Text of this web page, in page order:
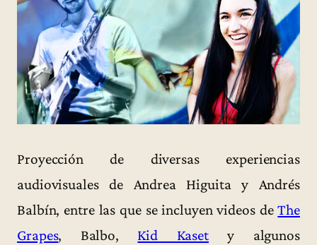
Proyección de diversas experiencias
audiovisuales de Andrea Higuita y Andrés
Balbín, entre las que se incluyen videos deThe
Grapes, Balbo, Kid Kaset y algunos